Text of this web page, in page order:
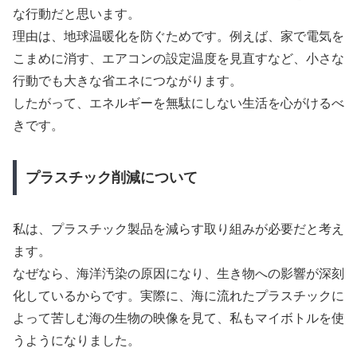
な行動だと思います。
理由は、地球温暖化を防ぐためです。例えば、家で電気を
こまめに消す、エアコンの設定温度を見直すなど、小さな
行動でも大きな省エネにつながります。
したがって、エネルギーを無駄にしない生活を心がけるべ
きです。
プラスチック削減について
私は、プラスチック製品を減らす取り組みが必要だと考え
ます。
なぜなら、海洋汚染の原因になり、生き物への影響が深刻
化しているからです。実際に、海に流れたプラスチックに
よって苦しむ海の生物の映像を見て、私もマイボトルを使
うようになりました。